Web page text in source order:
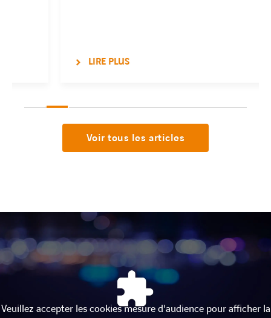
LIRE PLUS
Voir tous les articles
Veuillez accepter les cookies mesure d'audience pour afficher la